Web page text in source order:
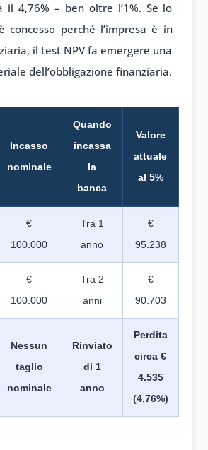
il 4,76% – ben oltre l’1%. Se lo
concesso perché l’impresa è in
il test NPV fa emergere una
dell’obbligazione finanziaria.
Incasso
nominale
Quando
incassa
la
banca
Valore
attuale
al 5%
€
100.000
Tra 1
anno
€
95.238
€
100.000
Tra 2
anni
€
90.703
Nessun
taglio
nominale
Rinviato
di 1
anno
Perdita
circa €
4.535
(4,76%)